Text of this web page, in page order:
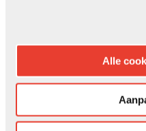
Alle
In